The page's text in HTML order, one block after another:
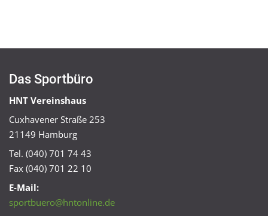
Das Sportbüro
HNT Vereinshaus
Cuxhavener Straße 253
21149 Hamburg
Tel. (040) 701 74 43
Fax (040) 701 22 10
E-Mail:
sportbuero@hntonline.de